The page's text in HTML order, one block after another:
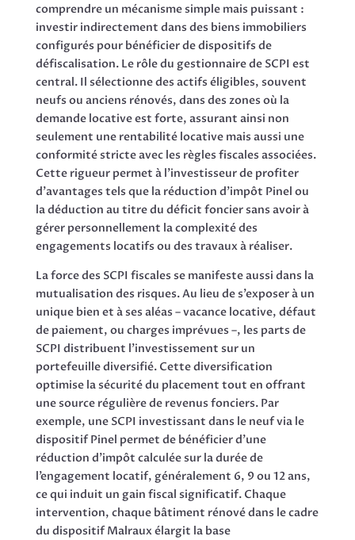
comprendre un mécanisme simple mais puissant :
investir indirectement dans des biens immobiliers
configurés pour bénéficier de dispositifs de
défiscalisation. Le rôle du gestionnaire de SCPI est
central. Il sélectionne des actifs éligibles, souvent
neufs ou anciens rénovés, dans des zones où la
demande locative est forte, assurant ainsi non
seulement une rentabilité locative mais aussi une
conformité stricte avec les règles fiscales associées.
Cette rigueur permet à l’investisseur de profiter
d’avantages tels que la réduction d’impôt Pinel ou
la déduction au titre du déficit foncier sans avoir à
gérer personnellement la complexité des
engagements locatifs ou des travaux à réaliser.
La force des SCPI fiscales se manifeste aussi dans la
mutualisation des risques. Au lieu de s’exposer à un
unique bien et à ses aléas – vacance locative, défaut
de paiement, ou charges imprévues –, les parts de
SCPI distribuent l’investissement sur un
portefeuille diversifié. Cette diversification
optimise la sécurité du placement tout en offrant
une source régulière de revenus fonciers. Par
exemple, une SCPI investissant dans le neuf via le
dispositif Pinel permet de bénéficier d’une
réduction d’impôt calculée sur la durée de
l’engagement locatif, généralement 6, 9 ou 12 ans,
ce qui induit un gain fiscal significatif. Chaque
intervention, chaque bâtiment rénové dans le cadre
du dispositif Malraux élargit la base